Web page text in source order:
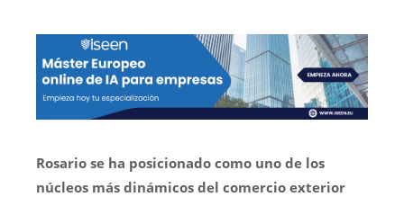
Rosario se ha posicionado como uno de los
núcleos más dinámicos del comercio exterior